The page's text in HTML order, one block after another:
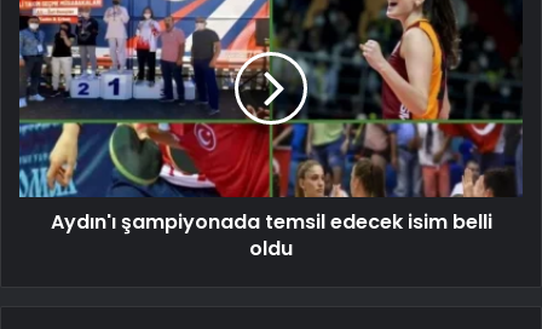
Aydın'ı şampiyonada temsil edecek isim belli
oldu